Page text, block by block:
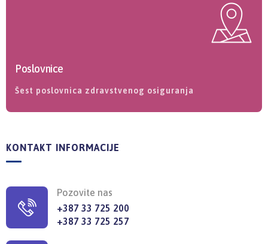
Poslovnice
Šest poslovnica zdravstvenog osiguranja
KONTAKT INFORMACIJE
Pozovite nas
+387 33 725 200
+387 33 725 257